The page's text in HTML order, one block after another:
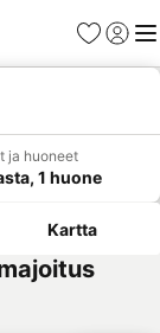
Suosikit
ja huoneet
1 huone
Kartta